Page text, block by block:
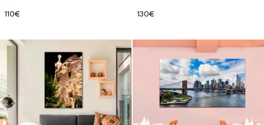
110€ 130€